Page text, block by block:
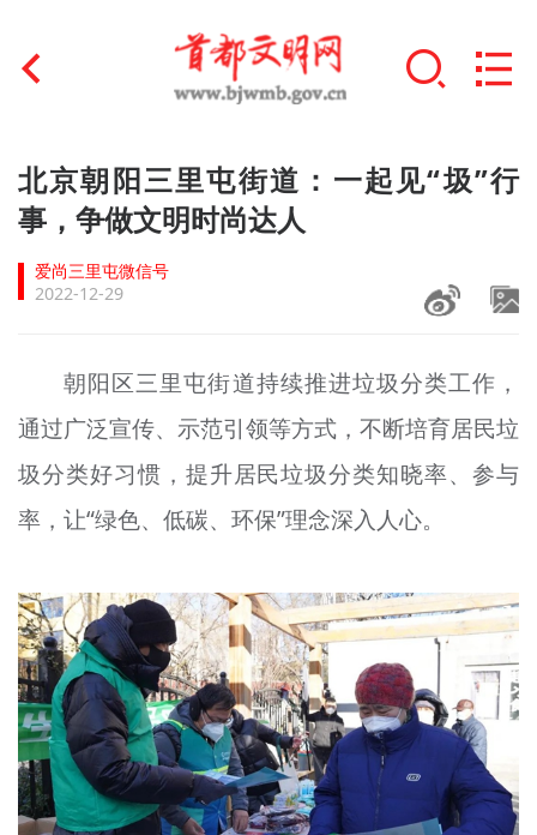
首页
文明创建
文明实践
未成年人思想道德建设
榜样人物
+
身边好人
北京宣传文化引导基金
宣传思想文化人才
专题
资料库
+
北京朝阳三里屯街道：一起见“圾”行
事，争做文明时尚达人
爱尚三里屯微信号
2022-12-29
朝阳区三里屯街道持续推进垃圾分类工作，
通过广泛宣传、示范引领等方式，不断培育居民垃
圾分类好习惯，提升居民垃圾分类知晓率、参与
率，让“绿色、低碳、环保”理念深入人心。